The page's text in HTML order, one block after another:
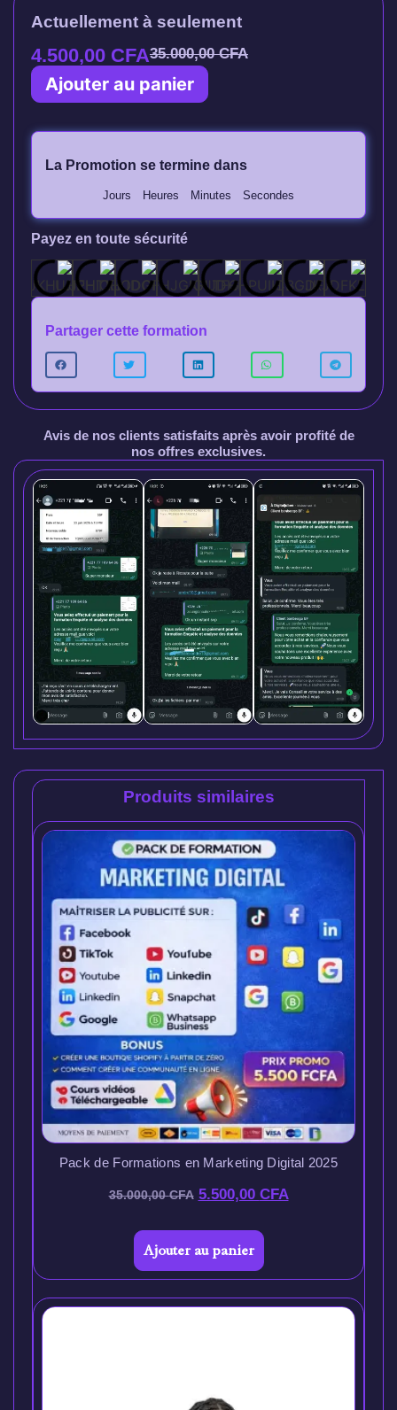
Actuellement à seulement
4.500,00 CFA35.000,00CFA
Ajouter au panier
La Promotion se termine dans
Jours Heures Minutes Secondes
Payez en toute sécurité
Partager cette formation
Avis de nos clients satisfaits après avoir profité de
nos offres exclusives.
Produits similaires
Pack de Formations en Marketing Digital 2025
35.000,00CFA 5.500,00 CFA
Ajouter au panier